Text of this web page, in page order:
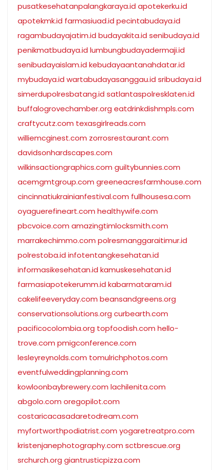
pusatkesehatanpalangkaraya.id apotekerku.id
apotekmk.id farmasiuad.id pecintabudaya.id
ragambudayajatim.id budayakita.id senibudaya.id
penikmatbudaya.id lumbungbudayadermaji.id
senibudayaislam.id kebudayaantanahdatar.id
mybudaya.id wartabudayasanggau.id sribudaya.id
simerdupolresbatang.id satlantaspolresklaten.id
buffalogrovechamber.org eatdrinkdishmpls.com
craftycutz.com texasgirlreads.com
williemcginest.com zorrosrestaurant.com
davidsonhardscapes.com
wilkinsactiongraphics.com guiltybunnies.com
acemgmtgroup.com greeneacresfarmhouse.com
cincinnatiukrainianfestival.com fullhousesa.com
oyaguerefineart.com healthywife.com
pbcvoice.com amazingtimlocksmith.com
marrakechimmo.com polresmanggaraitimur.id
polrestoba.id infotentangkesehatan.id
informasikesehatan.id kamuskesehatan.id
farmasiapotekerumm.id kabarmataram.id
cakelifeeveryday.com beansandgreens.org
conservationsolutions.org curbearth.com
pacificocolombia.org topfoodish.com hello-
trove.com pmigconference.com
lesleyreynolds.com tomulrichphotos.com
eventfulweddingplanning.com
kowloonbaybrewery.com lachilenita.com
abgolo.com oregopilot.com
costaricacasadaretodream.com
myfortworthpodiatrist.com yogaretreatpro.com
kristenjanephotography.com sctbrescue.org
srchurch.org giantrusticpizza.com